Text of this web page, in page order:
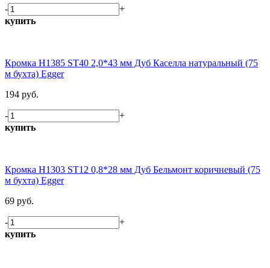
-
+
купить
Кромка H1385 ST40 2,0*43 мм Дуб Каселла натуральный (75
м бухта) Egger
194 руб.
-
+
купить
Кромка H1303 ST12 0,8*28 мм Дуб Бельмонт коричневый (75
м бухта) Egger
69 руб.
-
+
купить